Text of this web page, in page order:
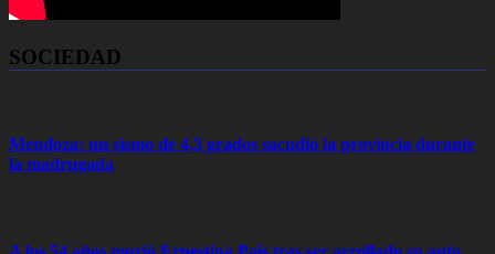
SOCIEDAD
Mendoza: un sismo de 4,3 grados sacudió la provincia durante
la madrugada